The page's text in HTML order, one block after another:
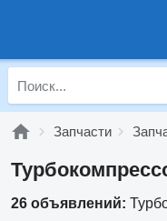
Запчасти
26 объявлений: